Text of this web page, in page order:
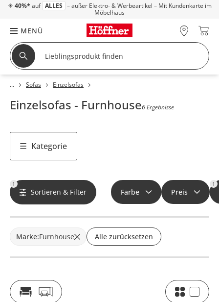
☀ 40%* auf ALLES – außer Elektro- & Werbeartikel – Mit Kundenkarte im
Möbelhaus
MENÜ
Sofas Einzelsofas
Einzelsofas - Furnhouse6 Ergebnisse
Kategorie
1
Sortieren & Filter Farbe Preis
1
Marke:Furnhouse Alle zurücksetzen